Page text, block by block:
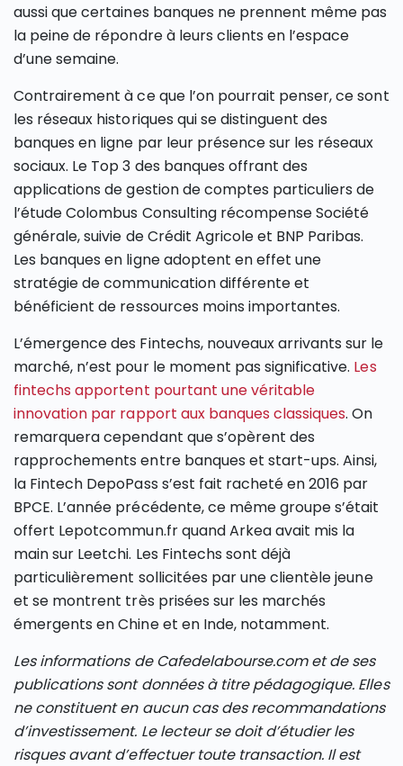
aussi que certaines banques ne prennent même pas
la peine de répondre à leurs clients en l’espace
d’une semaine.
Contrairement à ce que l’on pourrait penser, ce sont
les réseaux historiques qui se distinguent des
banques en ligne par leur présence sur les réseaux
sociaux. Le Top 3 des banques offrant des
applications de gestion de comptes particuliers de
l’étude Colombus Consulting récompense Société
générale, suivie de Crédit Agricole et BNP Paribas.
Les banques en ligne adoptent en effet une
stratégie de communication différente et
bénéficient de ressources moins importantes.
L’émergence des Fintechs, nouveaux arrivants sur le
marché, n’est pour le moment pas significative. Les
fintechs apportent pourtant une véritable
innovation par rapport aux banques classiques. On
remarquera cependant que s’opèrent des
rapprochements entre banques et start-ups. Ainsi,
la Fintech DepoPass s’est fait racheté en 2016 par
BPCE. L’année précédente, ce même groupe s’était
offert Lepotcommun.fr quand Arkea avait mis la
main sur Leetchi. Les Fintechs sont déjà
particulièrement sollicitées par une clientèle jeune
et se montrent très prisées sur les marchés
émergents en Chine et en Inde, notamment.
Les informations de Cafedelabourse.com et de ses
publications sont données à titre pédagogique. Elles
ne constituent en aucun cas des recommandations
d’investissement. Le lecteur se doit d’étudier les
risques avant d’effectuer toute transaction. Il est